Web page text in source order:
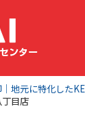
地元に特化した
目店